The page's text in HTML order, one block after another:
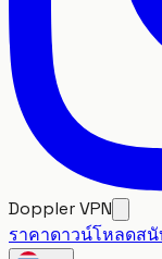
Doppler VPN
ราคาดาวน์โหลดส